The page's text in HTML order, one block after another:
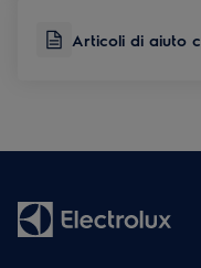
Articoli di aiuto